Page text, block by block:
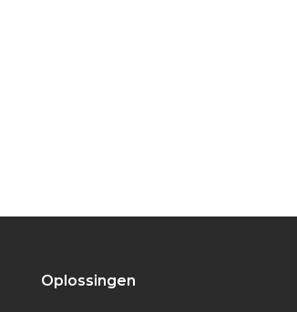
Oplossingen